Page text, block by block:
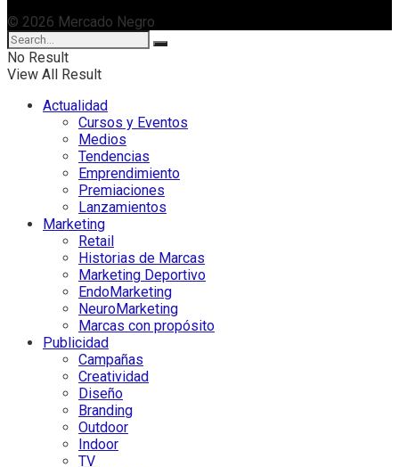
© 2026 Mercado Negro
No Result
View All Result
Actualidad
Cursos y Eventos
Medios
Tendencias
Emprendimiento
Premiaciones
Lanzamientos
Marketing
Retail
Historias de Marcas
Marketing Deportivo
EndoMarketing
NeuroMarketing
Marcas con propósito
Publicidad
Campañas
Creatividad
Diseño
Branding
Outdoor
Indoor
TV